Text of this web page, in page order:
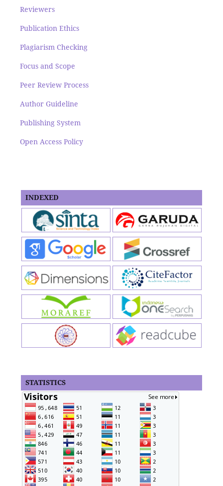
Reviewers
Publication Ethics
Plagiarism Checking
Focus and Scope
Peer Review Process
Author Guideline
Publishing System
Open Access Policy
INDEXED
STATISTICS